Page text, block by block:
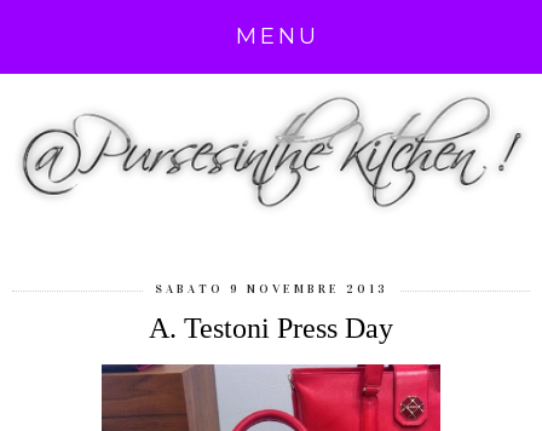
MENU
SABATO 9 NOVEMBRE 2013
A. Testoni Press Day